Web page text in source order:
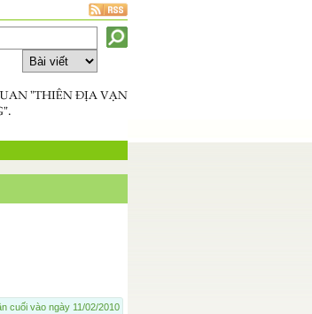
cuối vào ngày 11/02/2010